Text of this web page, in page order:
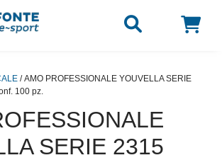
/ AMO PROFESSIONALE YOUVELLA SERIE
100 pz.
SERIE 2315